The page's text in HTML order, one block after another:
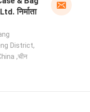
निर्माता
District,
,चीन